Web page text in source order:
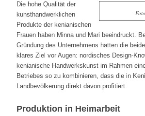
Die hohe Qualität der
kunsthandwerklichen
Produkte der kenianischen
Frauen haben Minna und Mari beeindruckt.
Gründung des Unternehmens hatten die
klares Ziel vor Augen: nordisches Design-
kenianische Handwerkskunst im Rahmen
Betriebes so zu kombinieren, dass die in
Landbevölkerung direkt davon profitiert.
Produktion in Heimarbeit